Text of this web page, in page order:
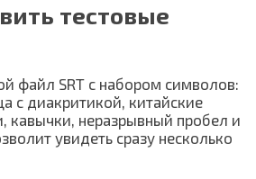
тестовые
файл SRT с набором символов:
с диакритикой, китайские
кавычки, неразрывный пробел и
увидеть сразу несколько